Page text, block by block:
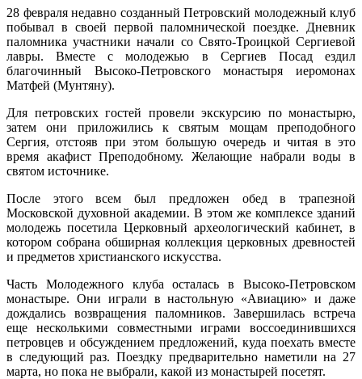
28 февраля недавно созданный Петровский молодежный клуб
побывал в своей первой паломнической поездке. Дневник
паломника участники начали со Свято-Троицкой Сергиевой
лавры. Вместе с молодежью в Сергиев Посад ездил
благочинный Высоко-Петровского монастыря иеромонах
Матфей (Мунтяну).
Для петровских гостей провели экскурсию по монастырю,
затем они приложились к святым мощам преподобного
Сергия, отстояв при этом большую очередь и читая в это
время акафист Преподобному. Желающие набрали воды в
святом источнике.
После этого всем был предложен обед в трапезной
Московской духовной академии. В этом же комплексе зданий
молодежь посетила Церковный археологический кабинет, в
котором собрана обширная коллекция церковных древностей
и предметов христианского искусства.
Часть Молодежного клуба осталась в Высоко-Петровском
монастыре. Они играли в настольную «Авиацию» и даже
дождались возвращения паломников. Завершилась встреча
еще несколькими совместными играми воссоединившихся
петровцев и обсуждением предложений, куда поехать вместе
в следующий раз. Поездку предварительно наметили на 27
марта, но пока не выбрали, какой из монастырей посетят.